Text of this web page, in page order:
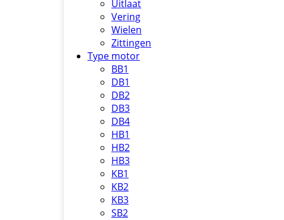
Uitlaat
Vering
Wielen
Zittingen
Type motor
BB1
DB1
DB2
DB3
DB4
HB1
HB2
HB3
KB1
KB2
KB3
SB2